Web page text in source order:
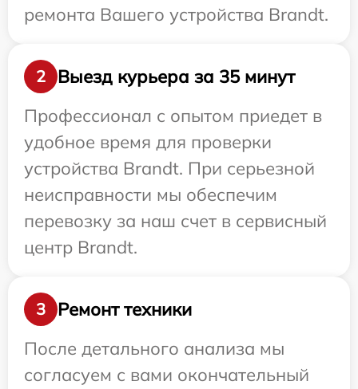
ремонта Вашего устройства Brandt.
2
Выезд курьера за 35 минут
Профессионал с опытом приедет в
удобное время для проверки
устройства Brandt. При серьезной
неисправности мы обеспечим
перевозку за наш счет в сервисный
центр Brandt.
3
Ремонт техники
После детального анализа мы
согласуем с вами окончательный